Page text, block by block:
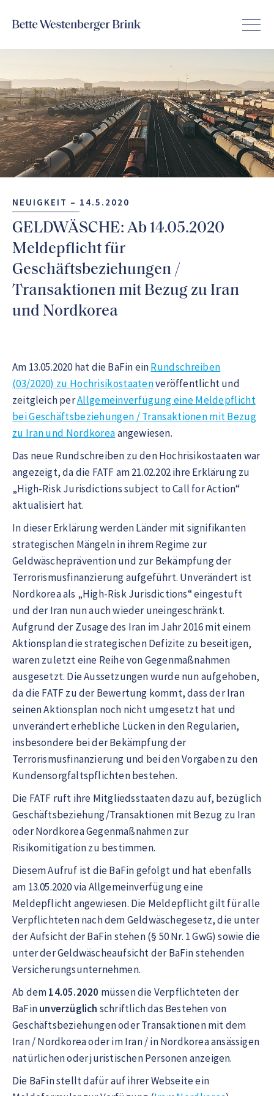
NEUIGKEIT – 14.5.2020
GELDWÄSCHE: Ab 14.05.2020
Meldepflicht für
Geschäftsbeziehungen /
Transaktionen mit Bezug zu Iran
und Nordkorea
Am 13.05.2020 hat die BaFin einRundschreiben
(03/2020) zu Hochrisikostaatenveröffentlicht und
zeitgleich perAllgemeinverfügung eine Meldepflicht
bei Geschäftsbeziehungen / Transaktionen mit Bezug
zu Iran und Nordkoreaangewiesen.
Das neue Rundschreiben zu den Hochrisikostaaten war
angezeigt, da die FATF am 21.02.202 ihre Erklärung zu
„High-Risk Jurisdictions subject to Call for Action“
aktualisiert hat.
In dieser Erklärung werden Länder mit signifikanten
strategischen Mängeln in ihrem Regime zur
Geldwäscheprävention und zur Bekämpfung der
Terrorismusfinanzierung aufgeführt. Unverändert ist
Nordkorea als „High-Risk Jurisdictions“ eingestuft
und der Iran nun auch wieder uneingeschränkt.
Aufgrund der Zusage des Iran im Jahr 2016 mit einem
Aktionsplan die strategischen Defizite zu beseitigen,
waren zuletzt eine Reihe von Gegenmaßnahmen
ausgesetzt. Die Aussetzungen wurde nun aufgehoben,
da die FATF zu der Bewertung kommt, dass der Iran
seinen Aktionsplan noch nicht umgesetzt hat und
unverändert erhebliche Lücken in den Regularien,
insbesondere bei der Bekämpfung der
Terrorismusfinanzierung und bei den Vorgaben zu den
Kundensorgfaltspflichten bestehen.
Die FATF ruft ihre Mitgliedsstaaten dazu auf, bezüglich
Geschäftsbeziehung/Transaktionen mit Bezug zu Iran
oder Nordkorea Gegenmaßnahmen zur
Risikomitigation zu bestimmen.
Diesem Aufruf ist die BaFin gefolgt und hat ebenfalls
am 13.05.2020 via Allgemeinverfügung eine
Meldepflicht angewiesen. Die Meldepflicht gilt für alle
Verpflichteten nach dem Geldwäschegesetz, die unter
der Aufsicht der BaFin stehen (§ 50 Nr. 1 GwG) sowie die
unter der Geldwäscheaufsicht der BaFin stehenden
Versicherungsunternehmen.
Ab dem14.05.2020 müssen die Verpflichteten der
BaFinunverzüglich schriftlich das Bestehen von
Geschäftsbeziehungen oder Transaktionen mit dem
Iran / Nordkorea oder im Iran / in Nordkorea ansässigen
natürlichen oder juristischen Personen anzeigen.
Die BaFin stellt dafür auf ihrer Webseite ein